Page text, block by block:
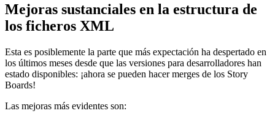
Mejoras sustanciales en la estructura de
los ficheros XML
Esta es posiblemente la parte que más expectación ha despertado en
los últimos meses desde que las versiones para desarrolladores han
estado disponibles: ¡ahora se pueden hacer merges de los Story
Boards!
Las mejoras más evidentes son: